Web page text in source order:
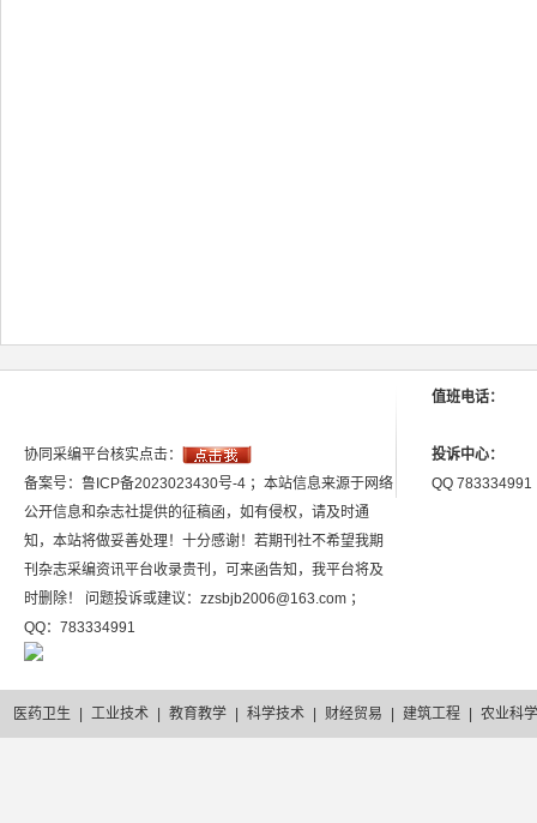
协同采编平台核实点击：
备案号：鲁ICP备2023023430号-4 ；本站信息来源于网络
公开信息和杂志社提供的征稿函，如有侵权，请及时通
知，本站将做妥善处理！十分感谢！若期刊社不希望我期
刊杂志采编资讯平台收录贵刊，可来函告知，我平台将及
时删除！ 问题投诉或建议：zzsbjb2006@163.com ；
QQ：783334991
值班电话：
投诉中心：
QQ 783334991
医药卫生 工业技术 教育教学 科学技术 财经贸易 建筑工程 农业科学